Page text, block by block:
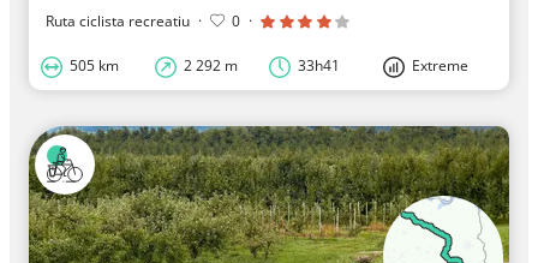
Ruta ciclista recreatiu · 0 ·
505 km 2 292 m 33h41 Extreme